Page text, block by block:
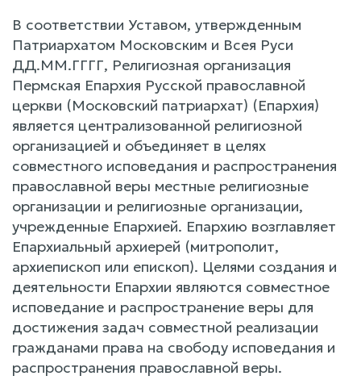
В соответствии Уставом, утвержденным
Патриархатом Московским и Всея Руси
ДД.ММ.ГГГГ, Религиозная организация
Пермская Епархия Русской православной
церкви (Московский патриархат) (Епархия)
является централизованной религиозной
организацией и объединяет в целях
совместного исповедания и распространения
православной веры местные религиозные
организации и религиозные организации,
учрежденные Епархией. Епархию возглавляет
Епархиальный архиерей (митрополит,
архиепископ или епископ). Целями создания и
деятельности Епархии являются совместное
исповедание и распространение веры для
достижения задач совместной реализации
гражданами права на свободу исповедания и
распространения православной веры.